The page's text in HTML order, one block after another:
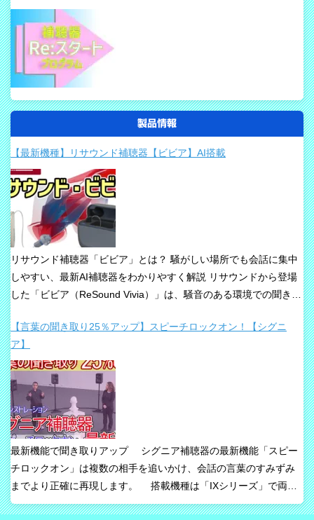
製品情報
【最新機種】リサウンド補聴器【ビビア】AI搭載
リサウンド補聴器「ビビア」とは？ 騒がしい場所でも会話に集中
しやすい、最新AI補聴器をわかりやすく解説 リサウンドから登場
した「ビビア（ReSound Vivia）」は、騒音のある環境での聞き取
「騒音下でも鮮やかな聞き取り」、「世界最小AI補聴器」、
「Auracast標準搭載」が主な特長です。 ビビアが目指している
のは、単純な増幅だけではありません。 周囲の音の中から、聞き
たい声に意識を向けやすくすること、そして自然な聞こえ方をで
きるだけ保ちながら会話を楽にすることが、このシリーズの重要
な考え方です。 ビビアの中核は【IA】という考え方 ビビアで
は、リサウンドがIntelligence Augmented（インテリジェンス・オ
ーグメンテッド）と呼ぶ考え方を採用しています。 これは、AIが
すべてを一方的に処理するのではなく、人の脳が本来持っている
音を選び取る力を支えるという発想で、脳の自然な処理を助ける
ためのAIとしています。 騒がしい場所では、相手の声だけでな
【言葉の聞き取り25％アップ】スピーチロックオン！【シグニ
ア】
最新機能で聞き取りアップ シグニア補聴器の最新機能「スピー
チロックオン」は複数の相手を追いかけ、会話の言葉のすみずみ
までより正確に再現します。 搭載機種は「IXシリーズ」で両耳
装用時に働きます。片耳装用の場合は、ワードロックオン機能で